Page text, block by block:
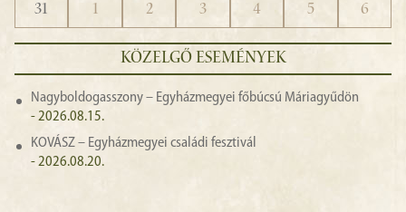
31
1 2 3 4 5 6
KÖZELGŐ ESEMÉNYEK
Nagyboldogasszony – Egyházmegyei főbúcsú Máriagyűdön
- 2026.08.15.
KOVÁSZ – Egyházmegyei családi fesztivál
- 2026.08.20.